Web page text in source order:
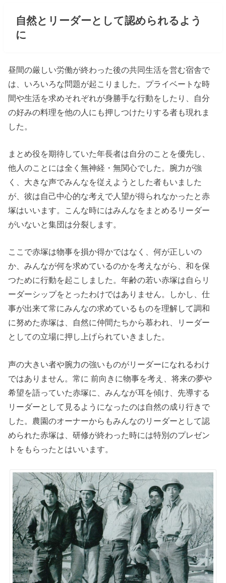
自然とリーダーとして認められるよう
に
昼間の厳しい労働が終わった後の共同生活を営む宿舎で
は、いろいろな問題が起こりました。プライベートな時
間や生活を求めそれぞれが身勝手な行動をしたり、自分
の好みの料理を他の人にも押しつけたりする者も現れま
した。
まとめ役を期待していた年長者は自分のことを優先し、
他人のことには全く無神経・無関心でした。腕力が強
く、大きな声でみんなを従えようとした者もいました
が、彼は自己中心的な考えで人望が得られなかったと赤
塚はいいます。こんな時にはみんなをまとめるリーダー
がいないと集団は分裂します。
ここで赤塚は物事を損か得かではなく、何が正しいの
か、みんなが何を求めているのかを考えながら、和を保
つために行動を起こしました。年齢の若い赤塚は自らリ
ーダーシップをとったわけではありません。しかし、仕
事が出来て常にみんなの求めているものを理解して調和
に努めた赤塚は、自然に仲間たちから慕われ、リーダー
としての立場に押し上げられていきました。
声の大きい者や腕力の強いものがリーダーになれるわけ
ではありません。常に 前向きに物事を考え、将来の夢や
希望を語っていた赤塚に、みんなが耳を傾け、先導する
リーダーとして見るようになったのは自然の成り行きで
した。農園のオーナーからもみんなのリーダーとして認
められた赤塚は、研修が終わった時には特別のプレゼン
トをもらったとはいいます。